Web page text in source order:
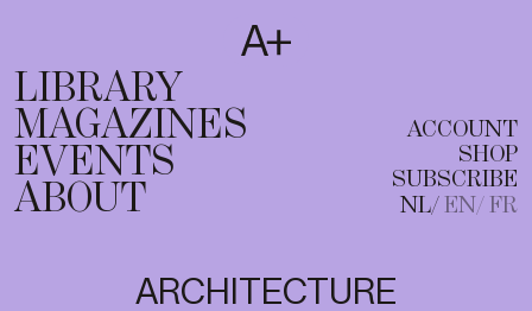
T
EN FR
LIBRARY
MAGAZINES
EVENTS
ABOUT
ACCOUNT
SHOP
SUBSCRIBE
NL EN FR
ARCHITECTURE